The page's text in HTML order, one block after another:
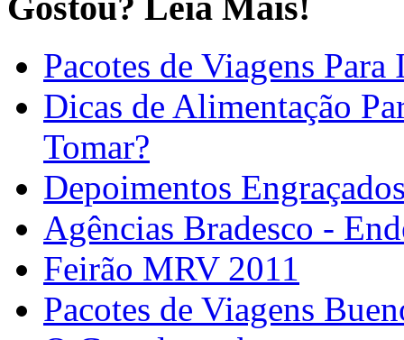
Pacotes de Viagens
Dicas de Alimentação
Tomar?
Depoimentos
Agências Bradesco -
Feirão MRV 2011
Pacotes de Viagens